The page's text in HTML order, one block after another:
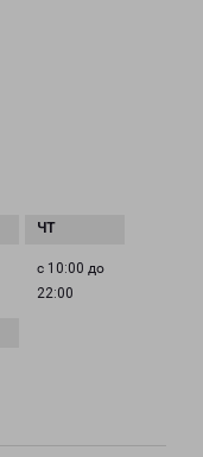
с 10:00 до
22:00